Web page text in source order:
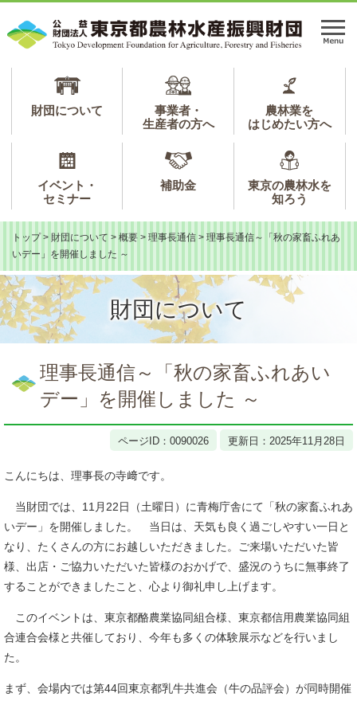
ジ
ュ
メ
財団について
事業者・
生産者の方へ
農林業を
はじめたい方へ
イベント・
セミナー
補助金
東京の農林水を
知ろう
トップ > 財団について > 概要 > 理事長通信 > 理事長通信～「秋の家畜ふれあ
いデー」を開催しました ～
財団について
理事長通信～「秋の家畜ふれあい
デー」を開催しました ～
ページID：0090026 更新日：2025年11月28日
こんにちは、理事長の寺﨑です。
当財団では、11月22日（土曜日）に青梅庁舎にて「秋の家畜ふれあ
いデー」を開催しました。 当日は、天気も良く過ごしやすい一日と
なり、たくさんの方にお越しいただきました。ご来場いただいた皆
様、出店・ご協力いただいた皆様のおかげで、盛況のうちに無事終了
することができましたこと、心より御礼申し上げます。
このイベントは、東京都酪農業協同組合様、東京都信用農業協同組
合連合会様と共催しており、今年も多くの体験展示などを行いまし
た。
まず、会場内では第44回東京都乳牛共進会（牛の品評会）が同時開催